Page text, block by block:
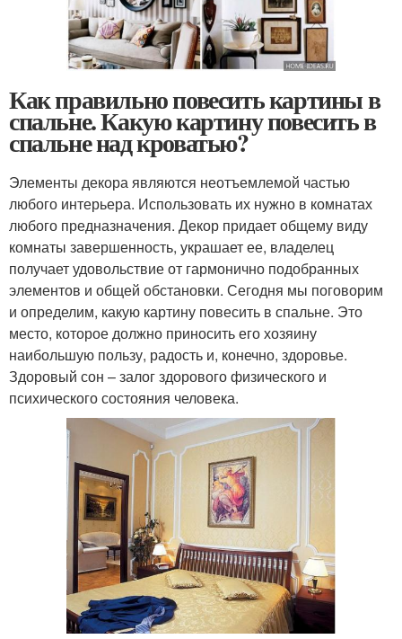
Как правильно повесить картины в
спальне. Какую картину повесить в
спальне над кроватью?
Элементы декора являются неотъемлемой частью
любого интерьера. Использовать их нужно в комнатах
любого предназначения. Декор придает общему виду
комнаты завершенность, украшает ее, владелец
получает удовольствие от гармонично подобранных
элементов и общей обстановки. Сегодня мы поговорим
и определим, какую картину повесить в спальне. Это
место, которое должно приносить его хозяину
наибольшую пользу, радость и, конечно, здоровье.
Здоровый сон – залог здорового физического и
психического состояния человека.